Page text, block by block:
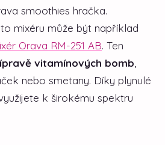
smoothies hračka.
mixéru může být například
Orava RM-251 AB. Ten
vitamínových bomb
nebo smetany. Díky plynulé
k širokému spektru